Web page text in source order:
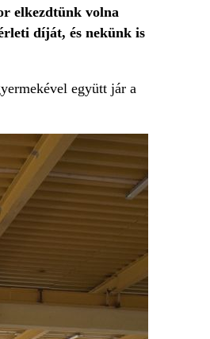
elkezdtünk volna
díját, és nekünk is
együtt jár a